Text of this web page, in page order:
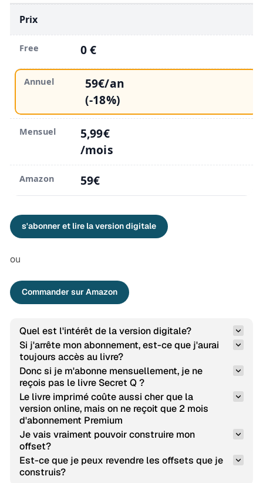
Prix
0 €
59€/an
(-18%)
5,99€
/mois
59€
s'abonner et lire la version digitale
ou
Commander sur Amazon
Quel est l'intérêt de la version digitale?
Si j'arrête mon abonnement, est-ce que j'aurai
toujours accès au livre?
Donc si je m'abonne mensuellement, je ne
reçois pas le livre Secret Q ?
Le livre imprimé coûte aussi cher que la
version online, mais on ne reçoit que 2 mois
d'abonnement Premium
Je vais vraiment pouvoir construire mon
offset?
Est-ce que je peux revendre les offsets que je
construis?